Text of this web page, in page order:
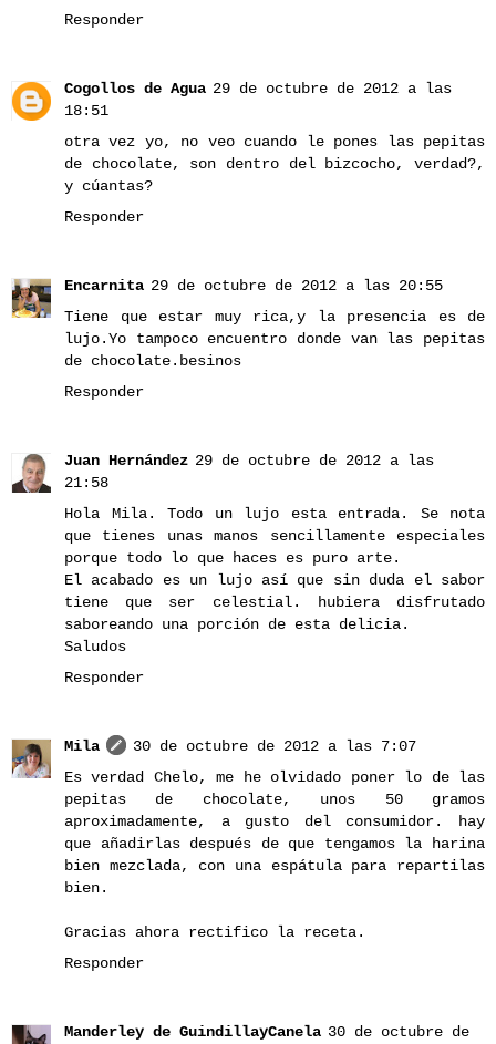
Responder
Cogollos de Agua 29 de octubre de 2012 a las
18:51
otra vez yo, no veo cuando le pones las pepitas
de chocolate, son dentro del bizcocho, verdad?,
y cúantas?
Responder
Encarnita 29 de octubre de 2012 a las 20:55
Tiene que estar muy rica,y la presencia es de
lujo.Yo tampoco encuentro donde van las pepitas
de chocolate.besinos
Responder
Juan Hernández 29 de octubre de 2012 a las
21:58
Hola Mila. Todo un lujo esta entrada. Se nota
que tienes unas manos sencillamente especiales
porque todo lo que haces es puro arte.
El acabado es un lujo así que sin duda el sabor
tiene que ser celestial. hubiera disfrutado
saboreando una porción de esta delicia.
Saludos
Responder
Mila
30 de octubre de 2012 a las 7:07
Es verdad Chelo, me he olvidado poner lo de las
pepitas de chocolate, unos 50 gramos
aproximadamente, a gusto del consumidor. hay
que añadirlas después de que tengamos la harina
bien mezclada, con una espátula para repartilas
bien.
Gracias ahora rectifico la receta.
Responder
Manderley de GuindillayCanela 30 de octubre de